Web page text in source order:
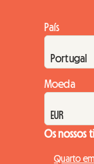
País
Moeda
Os nossos
Quarto